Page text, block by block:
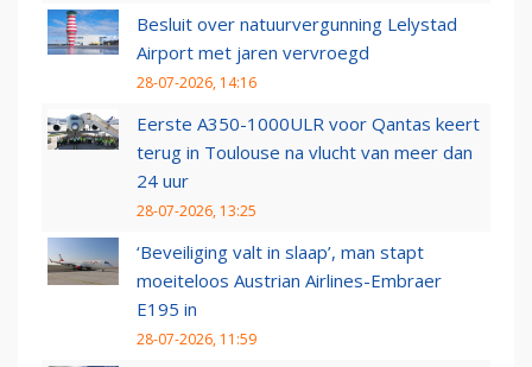
Besluit over natuurvergunning Lelystad
Airport met jaren vervroegd
28-07-2026, 14:16
Eerste A350-1000ULR voor Qantas keert
terug in Toulouse na vlucht van meer dan
24 uur
28-07-2026, 13:25
‘Beveiliging valt in slaap’, man stapt
moeiteloos Austrian Airlines-Embraer
E195 in
28-07-2026, 11:59